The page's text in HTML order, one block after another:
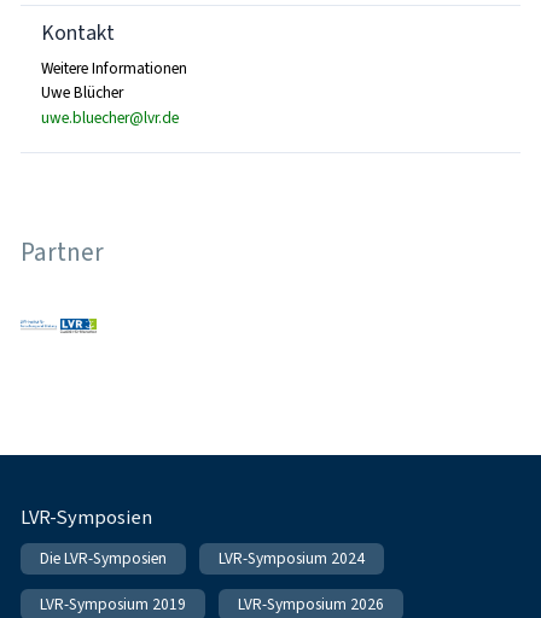
Kontakt
Weitere Informationen
Uwe Blücher
uwe.bluecher@lvr.de
Partner
Fußnavigation
LVR-Symposien
Die LVR-Symposien LVR-Symposium 2024
LVR-Symposium 2019 LVR-Symposium 2026